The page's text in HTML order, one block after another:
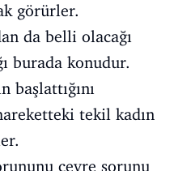
görürler.
da belli olacağı
burada konudur.
başlattığını
tekil kadın
çevre sorunu